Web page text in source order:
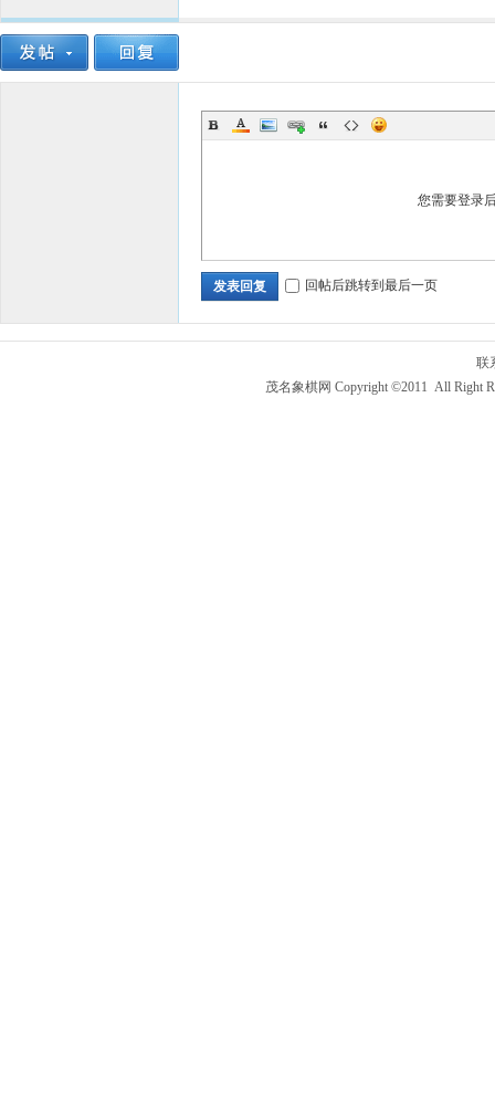
您需要登录
发表回复 回帖后跳转到最后一页
联
茂名象棋网 Copyright ©2011 All Right